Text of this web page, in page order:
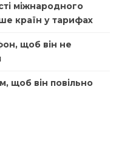
міжнародного
країн у тарифах
щоб він не
щоб він повільно